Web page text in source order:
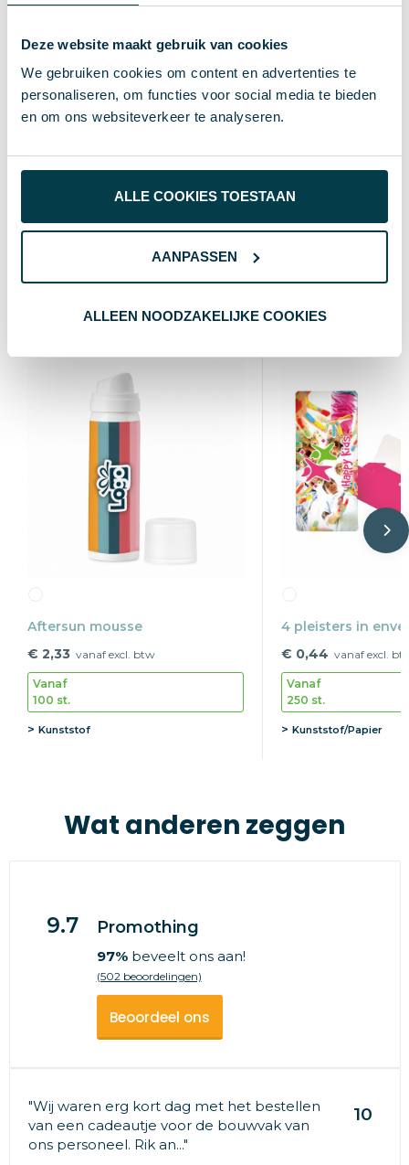
Deze website maakt gebruik van cookies
We gebruiken cookies om content en advertenties te
personaliseren, om functies voor social media te bieden
en om ons websiteverkeer te analyseren.
ALLE COOKIES TOESTAAN
AANPASSEN
ALLEEN NOODZAKELIJKE COOKIES
EAN-code 8719941069503
Artikelnummer 53443
Kleur Grijs
Afmeting 11X6X2CM
Hoogte 2 cm
6 cm
Lengte 11 cm
Wat anderen bekijken
Aftersun mousse
€ 2,33 vanaf excl. btw
Vanaf
100 st.
Kunststof
4 pleisters in
€ 0,44 vanaf excl.
Vanaf
250 st.
Kunststof/Papier
Wat anderen zeggen
9.7 Promothing
97%beveelt ons aan!
(502 beoordelingen)
Beoordeel ons
"Wij waren erg kort dag met het bestellen
van een cadeautje voor de bouwvak van
ons personeel. Rik an..."
10